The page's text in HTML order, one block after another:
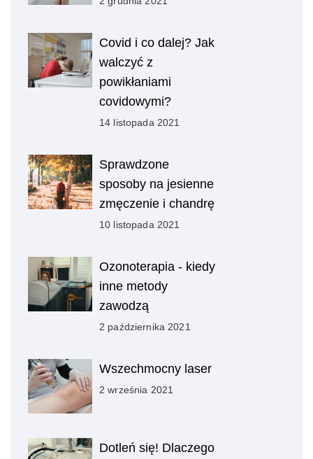
Covid i co dalej? Jak
walczyć z
powikłaniami
covidowymi?
14 listopada 2021
Sprawdzone
sposoby na jesienne
zmęczenie i chandrę
10 listopada 2021
Ozonoterapia - kiedy
inne metody
zawodzą
2 października 2021
Wszechmocny laser
2 września 2021
Dotleń się! Dlaczego